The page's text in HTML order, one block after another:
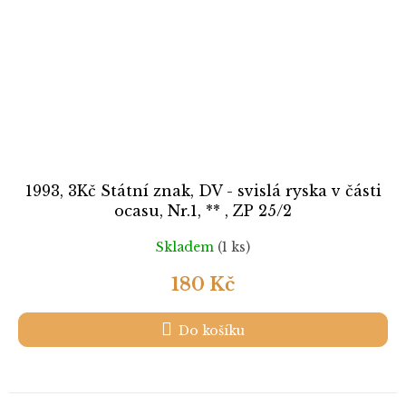
1993, 3Kč Státní znak, DV - svislá ryska v části
ocasu, Nr.1, ** , ZP 25/2
Skladem (1 ks)
180 Kč
Do košíku